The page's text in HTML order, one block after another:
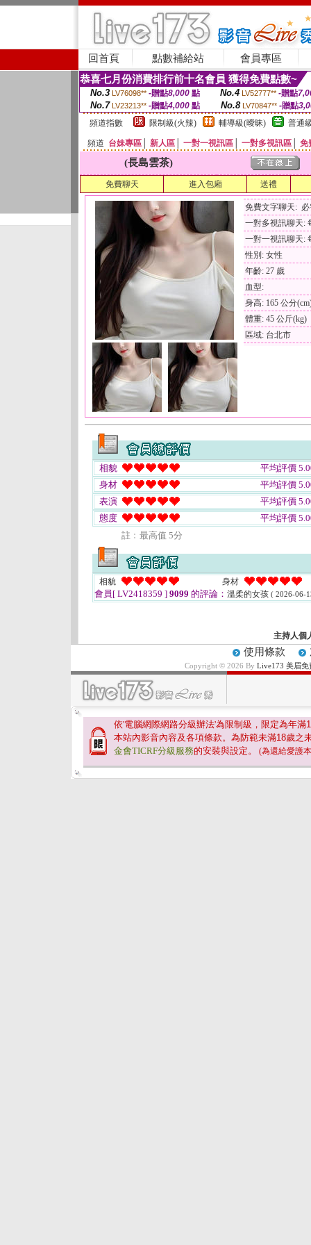
回首頁 點數補給站 會員專區
恭喜七月份消費排行前十名會員 獲得免費點數~
No.3 LV76098** -贈點8,000點 No.4 LV52777** -贈點
No.7 LV23213** -贈點4,000 點 No.8 LV70847** -贈點
頻道指數
限制級(火辣) 輔導級(曖昧) 普通
頻道 台妹專區 新人區 一對一視訊區 一對多視訊區 免
(長島雲茶)
免費聊天 進入包廂 送禮
免費文字聊天:
一對多視訊聊天:
一對一視訊聊天:
性別: 女性
年齡: 27 歲
血型:
身高: 165 公分
體重: 45 公斤(kg)
區域: 台北市
相貌
平均評價
身材
平均評價
表演
平均評價
態度
平均評價
註﹕最高值 5分
相貌 身材
會員[ LV2418359 ] 9099 的評論： 溫柔的女孩 ( 2026-06-
主持人個
使用條款
Copyright © 2026 By Live173 美眉
依'電腦網際網路分級辦法'為限制級，限定為年滿
本站內影音內容及各項條款。為防範未滿18歲之
金會TICRF分級服務的安裝與設定。 (為還給愛護